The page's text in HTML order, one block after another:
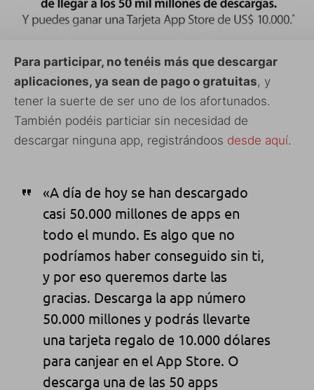
Para participar, no tenéis más que descargar
aplicaciones, ya sean de pago o gratuitas, y
tener la suerte de ser uno de los afortunados.
También podéis particiar sin necesidad de
descargar ninguna app, registrándoos desde aquí.
«A día de hoy se han descargado
casi 50.000 millones de apps en
todo el mundo. Es algo que no
podríamos haber conseguido sin ti,
y por eso queremos darte las
gracias. Descarga la app número
50.000 millones y podrás llevarte
una tarjeta regalo de 10.000 dólares
para canjear en el App Store. O
descarga una de las 50 apps